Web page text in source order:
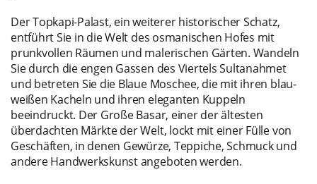
Der Topkapi-Palast, ein weiterer historischer Schatz,
entführt Sie in die Welt des osmanischen Hofes mit
prunkvollen Räumen und malerischen Gärten. Wandeln
Sie durch die engen Gassen des Viertels Sultanahmet
und betreten Sie die Blaue Moschee, die mit ihren blau-
weißen Kacheln und ihren eleganten Kuppeln
beeindruckt. Der Große Basar, einer der ältesten
überdachten Märkte der Welt, lockt mit einer Fülle von
Geschäften, in denen Gewürze, Teppiche, Schmuck und
andere Handwerkskunst angeboten werden.